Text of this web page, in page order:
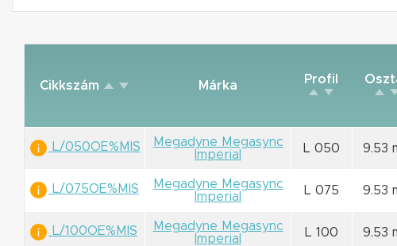
Cikkszám Márka Profil
L/050OE%MIS
Megadyne Megasync
Imperial
L 050 9.53
L/075OE%MIS
Megadyne Megasync
Imperial
L 075 9.53
L/100OE%MIS
Megadyne Megasync
Imperial
L 100 9.53